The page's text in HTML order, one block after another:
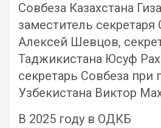
Совбеза Казахстана
заместитель
Алексей Шевцов,
Таджикистана Юсуф
секретарь Совбеза при
Узбекистана Виктор
В 2025 году в ОДКБ